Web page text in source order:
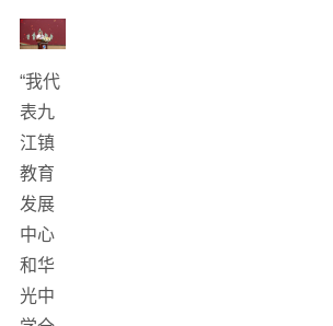
“我代
表九
江镇
教育
发展
中心
和华
光中